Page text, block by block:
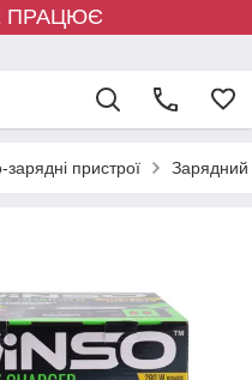
ПРАЦЮЄ
зарядні пристрої Зарядний